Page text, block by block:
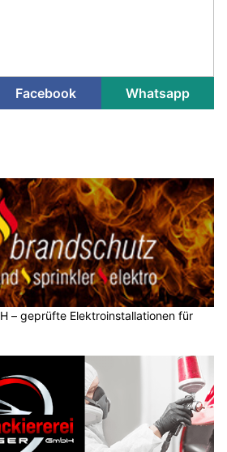
Facebook Whatsapp
– geprüfte Elektroinstallationen für